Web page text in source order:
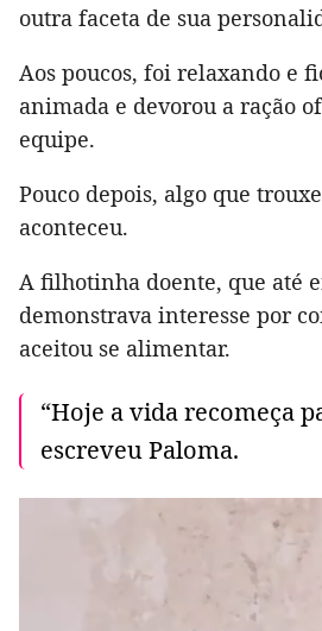
outra faceta de sua
Aos poucos, foi relaxando e
animada e devorou a ração
equipe.
Pouco depois, algo que
aconteceu.
A filhotinha doente, que até
demonstrava interesse por
aceitou se alimentar.
“Hoje a vida recomeça
escreveu Paloma.